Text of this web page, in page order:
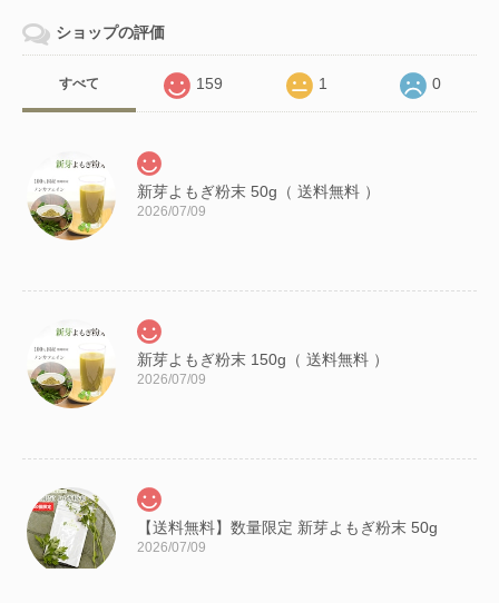
ショップの評価
すべて 159 1 0
新芽よもぎ粉末 50g（ 送料無料 ）
2026/07/09
新芽よもぎ粉末 150g（ 送料無料 ）
2026/07/09
【送料無料】数量限定 新芽よもぎ粉末 50g
2026/07/09